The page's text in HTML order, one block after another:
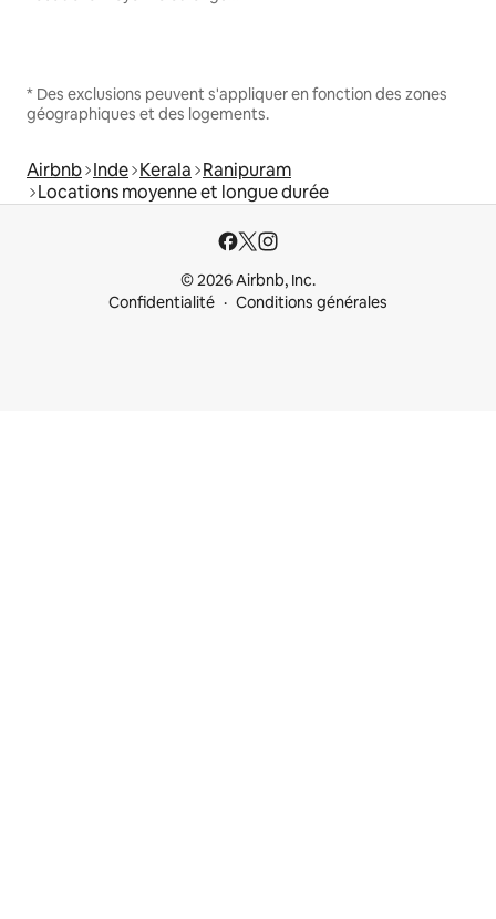
* Des exclusions peuvent s'appliquer en fonction des zones
géographiques et des logements.
Airbnb Inde Kerala Ranipuram
Locations moyenne et longue durée
© 2026 Airbnb, Inc.
Confidentialité
Conditions générales